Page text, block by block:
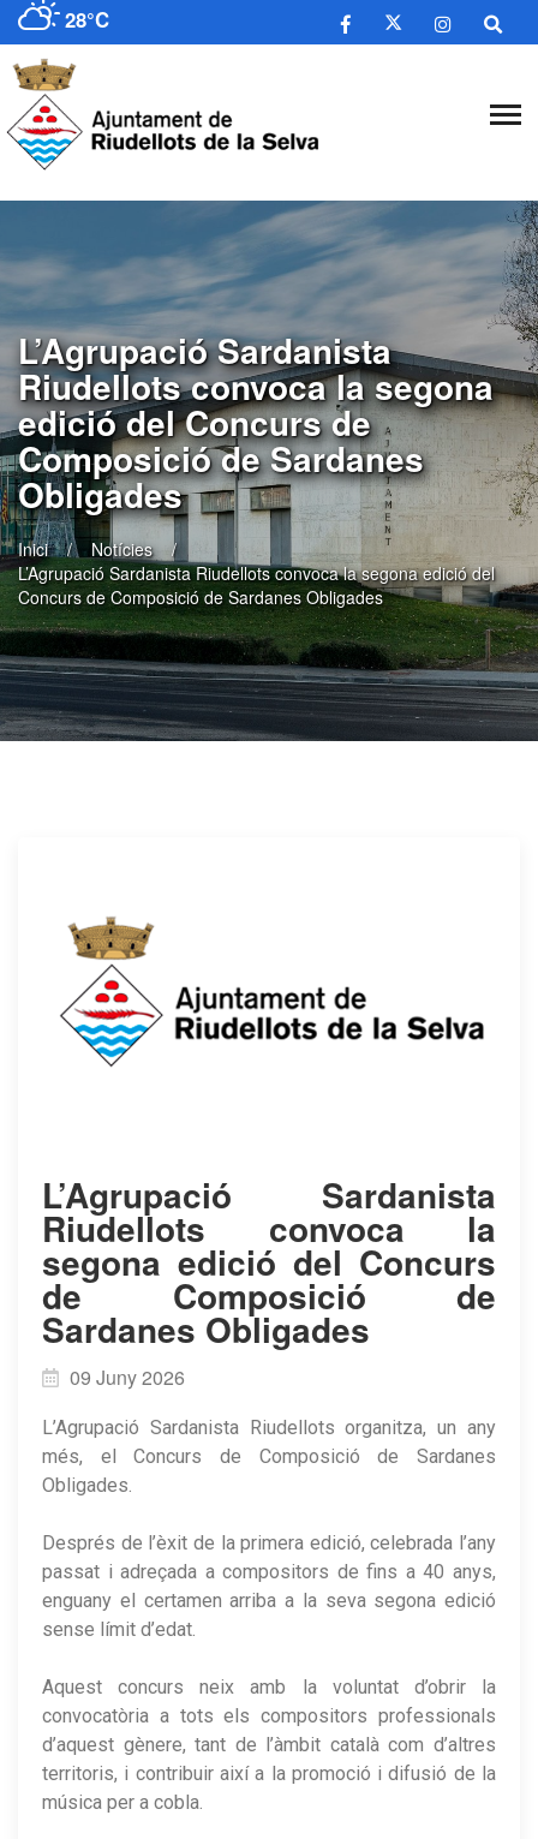
28°C
L’Agrupació Sardanista
Riudellots convoca la segona
edició del Concurs de
Composició de Sardanes
Obligades
Inici
Notícies
L’Agrupació Sardanista Riudellots convoca la segona edició del
Concurs de Composició de Sardanes Obligades
L’Agrupació Sardanista
Riudellots convoca la
segona edició del Concurs
de Composició de
Sardanes Obligades
09 Juny 2026
L’Agrupació Sardanista Riudellots organitza, un any
més, el Concurs de Composició de Sardanes
Obligades.
Després de l’èxit de la primera edició, celebrada l’any
passat i adreçada a compositors de fins a 40 anys,
enguany el certamen arriba a la seva segona edició
sense límit d’edat.
Aquest concurs neix amb la voluntat d’obrir la
convocatòria a tots els compositors professionals
d’aquest gènere, tant de l’àmbit català com d’altres
territoris, i contribuir així a la promoció i difusió de la
música per a cobla.